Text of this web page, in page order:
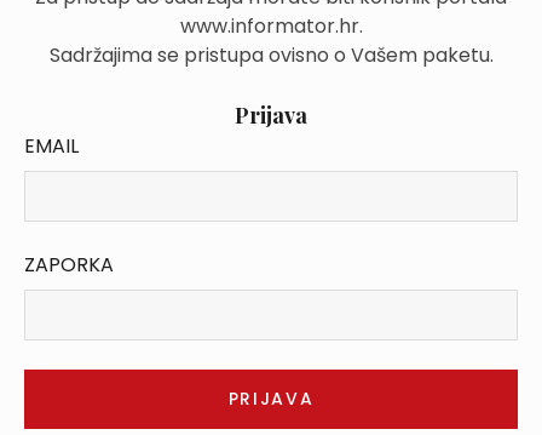
www.informator.hr.
Sadržajima se pristupa ovisno o Vašem paketu.
Prijava
EMAIL
ZAPORKA